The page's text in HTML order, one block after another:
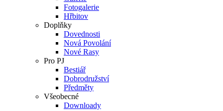
Fotogalerie
Hřbitov
Doplňky
Dovednosti
Nová Povolání
Nové Rasy
Pro PJ
Bestiář
Dobrodružství
Předměty
Všeobecné
Downloady